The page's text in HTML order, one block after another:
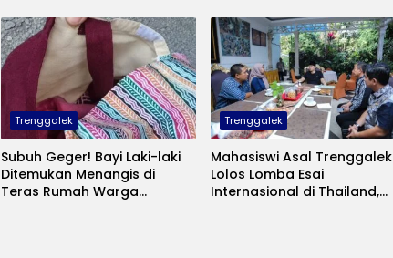
Mampu
Trenggalek
Subuh Geger! Bayi Laki-laki
Ditemukan Menangis di
Teras Rumah Warga
Trenggalek
Mahasiswi Asal Trenggalek
Lolos Lomba Esai
Internasional di Thailand,